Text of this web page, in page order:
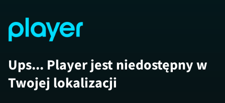
Ups... Player jest niedostępny w
Twojej lokalizacji